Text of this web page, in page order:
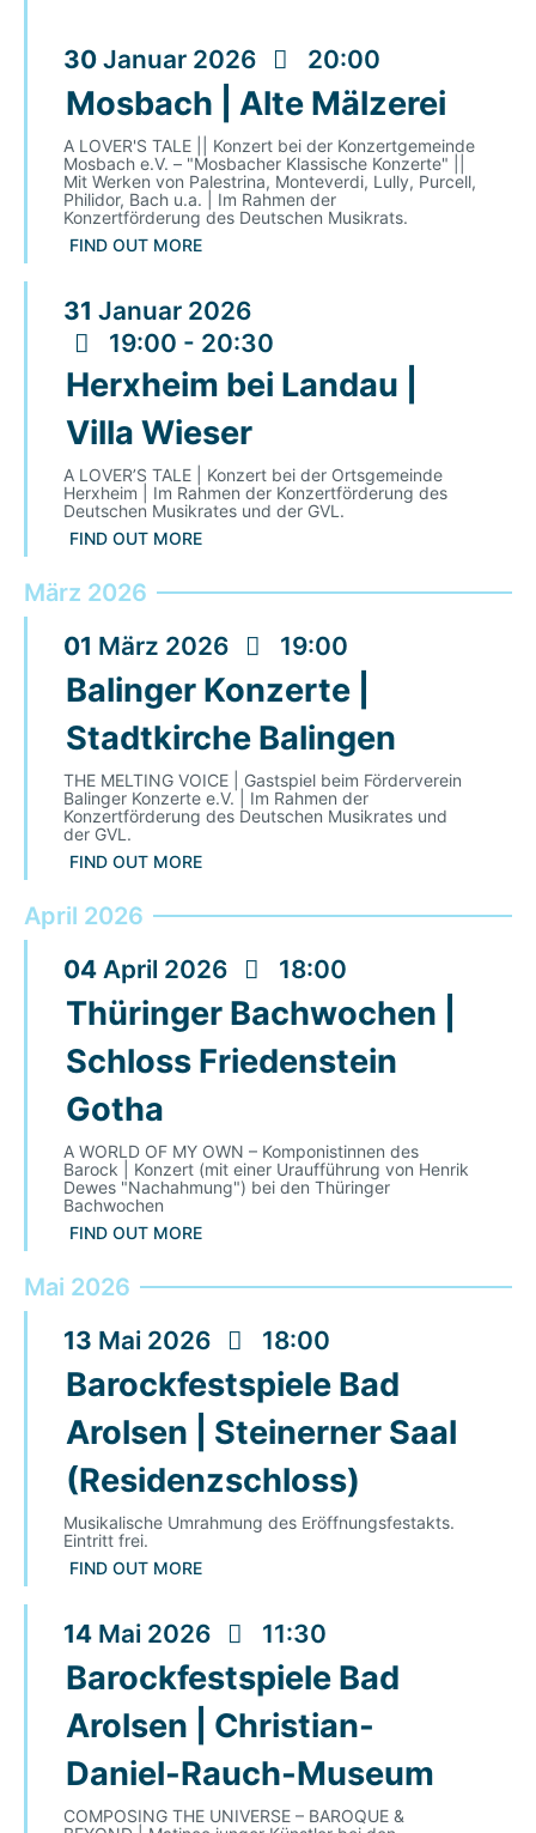
30 Januar 2026 20:00
Mosbach | Alte Mälzerei
A LOVER'S TALE || Konzert bei der Konzertgemeinde
Mosbach e.V. – "Mosbacher Klassische Konzerte" ||
Mit Werken von Palestrina, Monteverdi, Lully, Purcell,
Philidor, Bach u.a. | Im Rahmen der
Konzertförderung des Deutschen Musikrats.
FIND OUT MORE
31 Januar 2026
19:00 - 20:30
Herxheim bei Landau |
Villa Wieser
A LOVER’S TALE | Konzert bei der Ortsgemeinde
Herxheim | Im Rahmen der Konzertförderung des
Deutschen Musikrates und der GVL.
FIND OUT MORE
März 2026
01 März 2026 19:00
Balinger Konzerte |
Stadtkirche Balingen
THE MELTING VOICE | Gastspiel beim Förderverein
Balinger Konzerte e.V. | Im Rahmen der
Konzertförderung des Deutschen Musikrates und
der GVL.
FIND OUT MORE
April 2026
04 April 2026 18:00
Thüringer Bachwochen |
Schloss Friedenstein
Gotha
A WORLD OF MY OWN – Komponistinnen des
Barock | Konzert (mit einer Uraufführung von Henrik
Dewes "Nachahmung") bei den Thüringer
Bachwochen
FIND OUT MORE
Mai 2026
13 Mai 2026 18:00
Barockfestspiele Bad
Arolsen | Steinerner Saal
(Residenzschloss)
Musikalische Umrahmung des Eröffnungsfestakts.
Eintritt frei.
FIND OUT MORE
14 Mai 2026 11:30
Barockfestspiele Bad
Arolsen | Christian-
Daniel-Rauch-Museum
COMPOSING THE UNIVERSE – BAROQUE &